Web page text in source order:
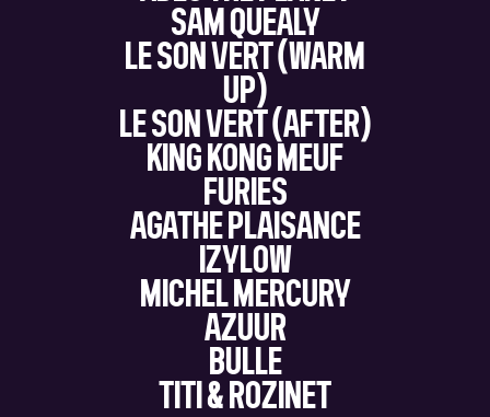
SAM QUEALY
LE SON VERT (WARM
UP)
LE SON VERT (AFTER)
KING KONG MEUF
FURIES
AGATHE PLAISANCE
IZYLOW
MICHEL MERCURY
AZUUR
BULLE
TITI & ROZINET